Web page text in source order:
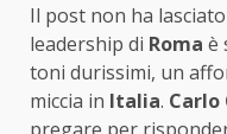
Il post non ha
leadership di Roma è
toni durissimi, un
miccia in Italia. Carlo